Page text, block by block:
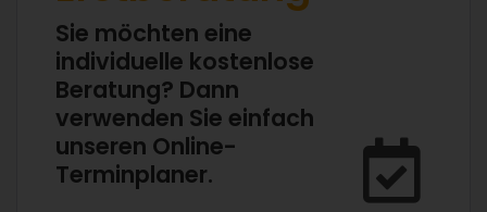
Sie möchten eine
individuelle kostenlose
Beratung? Dann
verwenden Sie einfach
unseren Online-
Terminplaner.